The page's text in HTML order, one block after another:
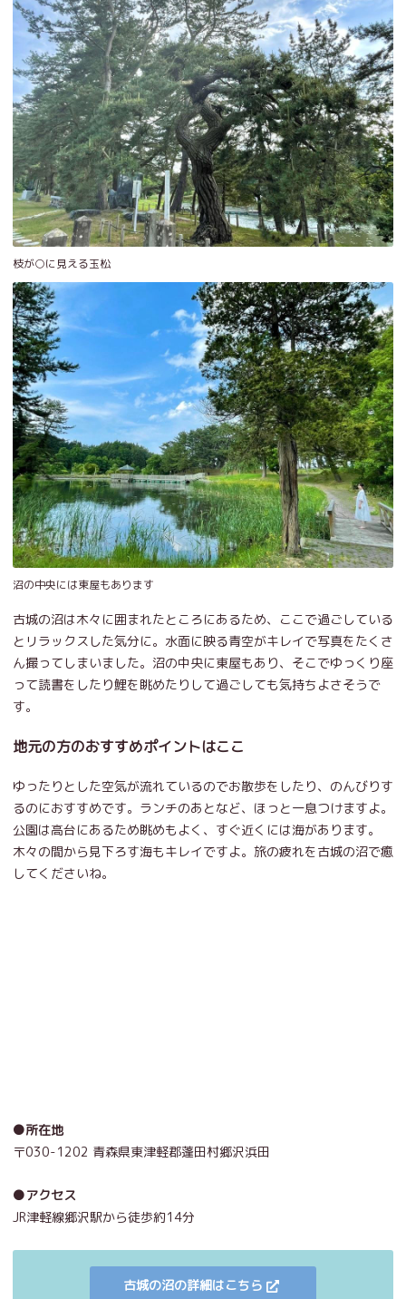
枝が○に見える玉松
沼の中央には東屋もあります
古城の沼は木々に囲まれたところにあるため、ここで過ごしている
とリラックスした気分に。水面に映る青空がキレイで写真をたくさ
ん撮ってしまいました。沼の中央に東屋もあり、そこでゆっくり座
って読書をしたり鯉を眺めたりして過ごしても気持ちよさそうで
す。
地元の方のおすすめポイントはここ
ゆったりとした空気が流れているのでお散歩をしたり、のんびりす
るのにおすすめです。ランチのあとなど、ほっと一息つけますよ。
公園は高台にあるため眺めもよく、すぐ近くには海があります。
木々の間から見下ろす海もキレイですよ。旅の疲れを古城の沼で癒
してくださいね。
●所在地
〒030-1202 青森県東津軽郡蓬田村郷沢浜田
●アクセス
JR津軽線郷沢駅から徒歩約14分
古城の沼の詳細はこちら